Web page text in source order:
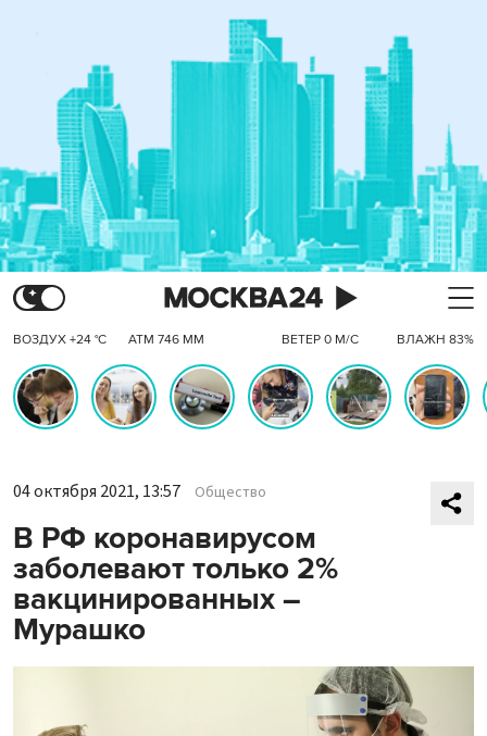
ВОЗДУХ +24 °C АТМ 746 ММ ВЕТЕР 0 М/С ВЛАЖН 83%
04 октября 2021, 13:57 Общество
В РФ коронавирусом
заболевают только 2%
вакцинированных –
Мурашко